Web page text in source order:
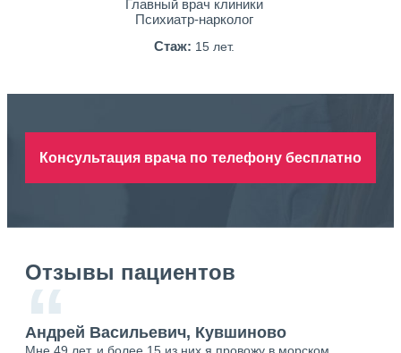
Главный врач клиники
Психиатр-нарколог
Стаж: 15 лет.
Консультация врача по телефону бесплатно
Отзывы пациентов
“
Андрей Васильевич, Кувшиново